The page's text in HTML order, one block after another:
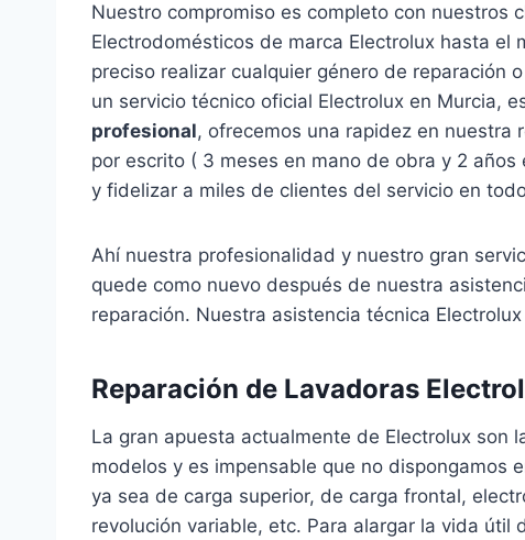
Nuestro compromiso es completo con nuestros
Electrodomésticos de marca Electrolux hasta el
preciso realizar cualquier género de reparación
un servicio técnico oficial Electrolux en Murcia,
profesional, ofrecemos una rapidez en nuestra
por escrito ( 3 meses en mano de obra y 2
y fidelizar a miles de clientes del servicio en
Ahí nuestra profesionalidad y nuestro gran
quede como nuevo después de nuestra
reparación. Nuestra asistencia técnica
Reparación de Lavadoras
La gran apuesta actualmente de Electrolux son
modelos y es impensable que no dispongamos
ya sea de carga superior, de carga frontal,
revolución variable, etc. Para alargar la vida útil